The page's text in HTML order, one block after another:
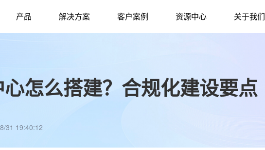
产品 解决方案 客户案例 资源中心 关于我们
怎么搭建？合规化建设要点
31 19:40:12